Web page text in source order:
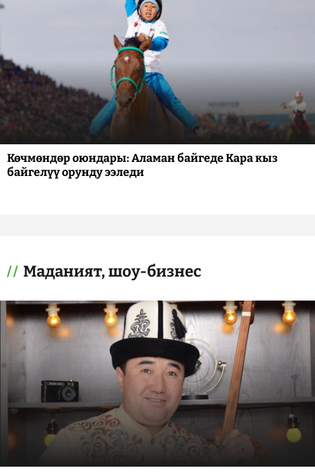
Көчмөндөр оюндары: Аламан байгеде Кара кыз
байгелүү орунду ээледи
Маданият, шоу-бизнес